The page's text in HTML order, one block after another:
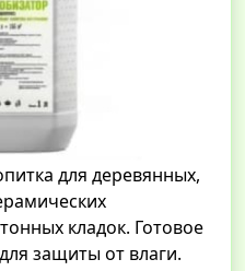
для деревянных,
кладок. Готовое
защиты от влаги.